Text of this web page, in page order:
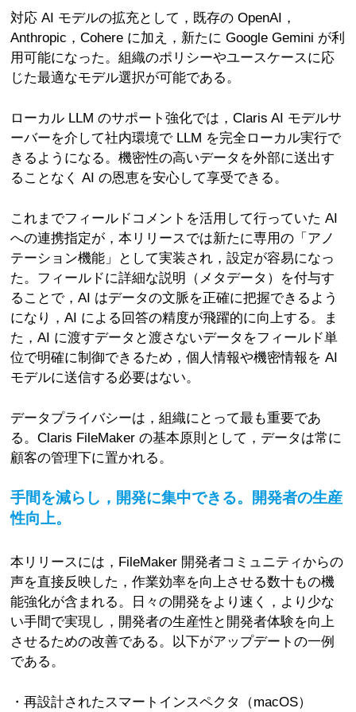
対応 AI モデルの拡充として，既存の OpenAI，
Anthropic，Cohere に加え，新たに Google Gemini が利
用可能になった。組織のポリシーやユースケースに応
じた最適なモデル選択が可能である。
ローカル LLM のサポート強化では，Claris AI モデルサ
ーバーを介して社内環境で LLM を完全ローカル実行で
きるようになる。機密性の高いデータを外部に送出す
ることなく AI の恩恵を安心して享受できる。
これまでフィールドコメントを活用して行っていた AI
への連携指定が，本リリースでは新たに専用の「アノ
テーション機能」として実装され，設定が容易になっ
た。フィールドに詳細な説明（メタデータ）を付与す
ることで，AI はデータの文脈を正確に把握できるよう
になり，AI による回答の精度が飛躍的に向上する。ま
た，AI に渡すデータと渡さないデータをフィールド単
位で明確に制御できるため，個人情報や機密情報を AI
モデルに送信する必要はない。
データプライバシーは，組織にとって最も重要であ
る。Claris FileMaker の基本原則として，データは常に
顧客の管理下に置かれる。
手間を減らし，開発に集中できる。開発者の生産
性向上。
本リリースには，FileMaker 開発者コミュニティからの
声を直接反映した，作業効率を向上させる数十もの機
能強化が含まれる。日々の開発をより速く，より少な
い手間で実現し，開発者の生産性と開発者体験を向上
させるための改善である。以下がアップデートの一例
である。
・再設計されたスマートインスペクタ（macOS）